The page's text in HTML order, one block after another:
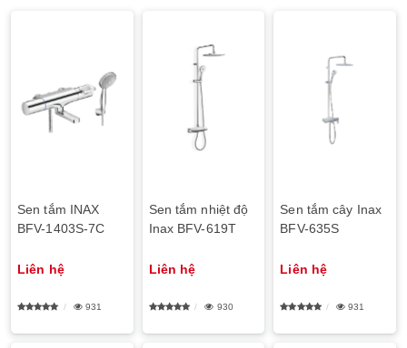
Sen tắm INAX
BFV-1403S-7C
Liên hệ
931
Sen tắm nhiệt độ
Inax BFV-619T
Liên hệ
930
Sen tắm cây Inax
BFV-635S
Liên hệ
931